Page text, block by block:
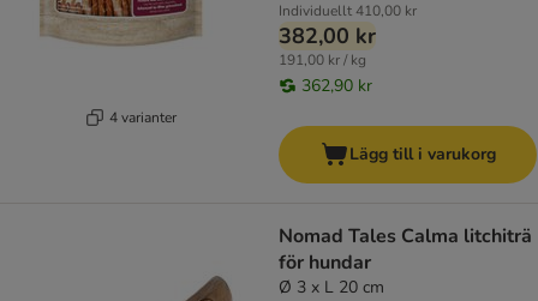
4 varianter
Individuellt410,00 kr
382,00 kr
191,00 kr / kg
362,90 kr
Lägg till i varukorg
Nomad Tales Calma litchiträ
för hundar
Ø 3 x L 20 cm